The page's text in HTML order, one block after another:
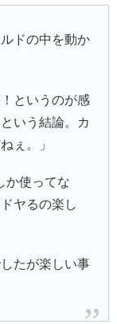
ドの中を動か
というのが感
いう結論。カ
ぇ。」
か使ってな
ヤるの楽し
たが楽しい事